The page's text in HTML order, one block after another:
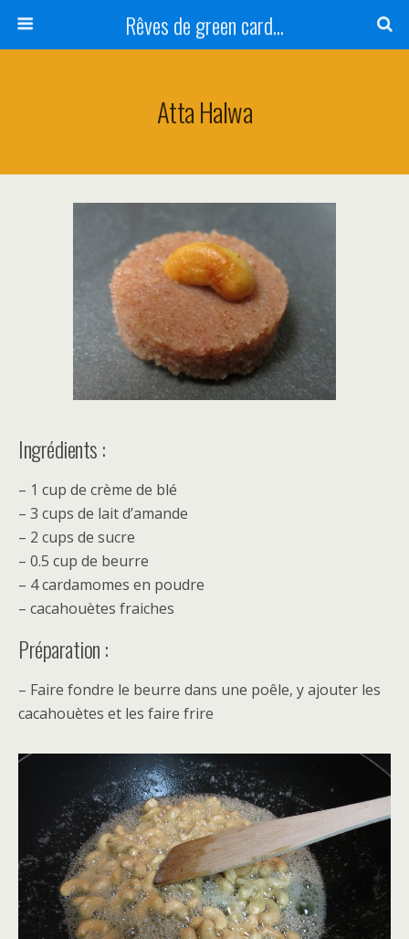
Rêves de green card...
Atta Halwa
Ingrédients :
– 1 cup de crème de blé
– 3 cups de lait d’amande
– 2 cups de sucre
– 0.5 cup de beurre
– 4 cardamomes en poudre
– cacahouètes fraiches
Préparation :
– Faire fondre le beurre dans une poêle, y ajouter les
cacahouètes et les faire frire